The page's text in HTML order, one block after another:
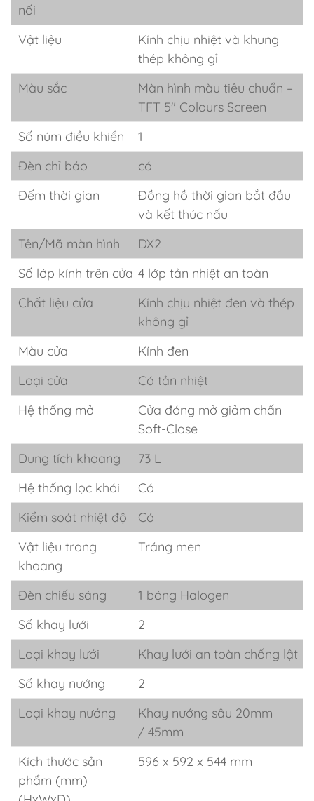
nối
Vật liệu
Kính chịu nhiệt và khung
thép không gỉ
Màu sắc
Màn hình màu tiêu chuẩn –
TFT 5" Colours Screen
Số núm điều khiển
1
Đèn chỉ báo
có
Đếm thời gian
Đồng hồ thời gian bắt đầu
và kết thúc nấu
Tên/Mã màn hình
DX2
Số lớp kính trên cửa 4 lớp tản nhiệt an toàn
Chất liệu cửa
Kính chịu nhiệt đen và thép
không gỉ
Màu cửa
Kính đen
Loại cửa
Có tản nhiệt
Hệ thống mở
Cửa đóng mở giảm chấn
Soft-Close
Dung tích khoang
73 L
Hệ thống lọc khói
Có
Kiểm soát nhiệt độ
Có
Vật liệu trong
khoang
Tráng men
Đèn chiếu sáng
1 bóng Halogen
Số khay lưới
2
Loại khay lưới
Khay lưới an toàn chống lật
Số khay nướng
2
Loại khay nướng
Khay nướng sâu 20mm
/ 45mm
Kích thước sản
phẩm (mm)
596 x 592 x 544 mm